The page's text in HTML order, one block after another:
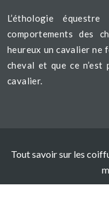
L’éthologie
comportements des
heureux un cavalier ne
cheval et que ce n’est
cavalier.
Tout savoir sur les